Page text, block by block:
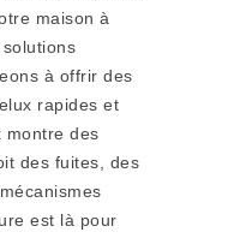
maison à
à offrir des
rapides et
montre des
des fuites, des
est là pour